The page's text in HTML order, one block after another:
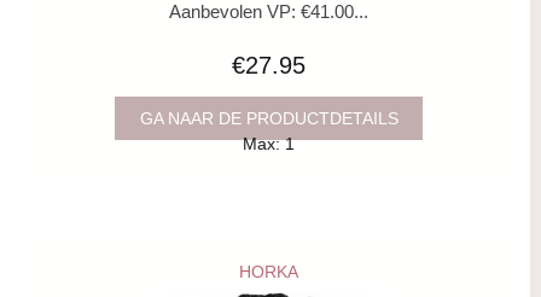
Aanbevolen VP: €41.00...
€27.95
GA NAAR DE PRODUCTDETAILS
Max: 1
HORKA